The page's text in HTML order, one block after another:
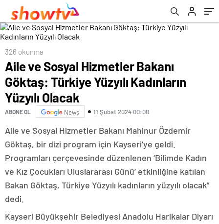
326 okunma
Aile ve Sosyal Hizmetler Bakanı
Göktaş: Türkiye Yüzyılı Kadınların
Yüzyılı Olacak
ABONE OL News 11 Şubat 2024 00:00
Aile ve Sosyal Hizmetler Bakanı Mahinur Özdemir
Göktaş, bir dizi program için Kayseri’ye geldi.
Programları çerçevesinde düzenlenen ‘Bilimde Kadın
ve Kız Çocukları Uluslararası Günü’ etkinliğine katılan
Bakan Göktaş, Türkiye Yüzyılı kadınların yüzyılı olacak”
dedi.
Kayseri Büyükşehir Belediyesi Anadolu Harikalar Diyarı